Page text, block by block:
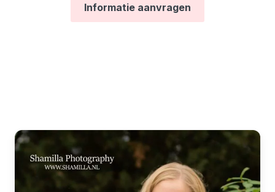
Informatie aanvragen